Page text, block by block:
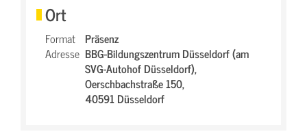
Ort
Format Präsenz
Adresse BBG-Bildungszentrum Düsseldorf (am
SVG-Autohof Düsseldorf),
Oerschbachstraße 150,
40591 Düsseldorf